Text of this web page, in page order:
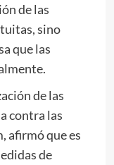
de las
sino
que las
de las
contra las
afirmó que es
de